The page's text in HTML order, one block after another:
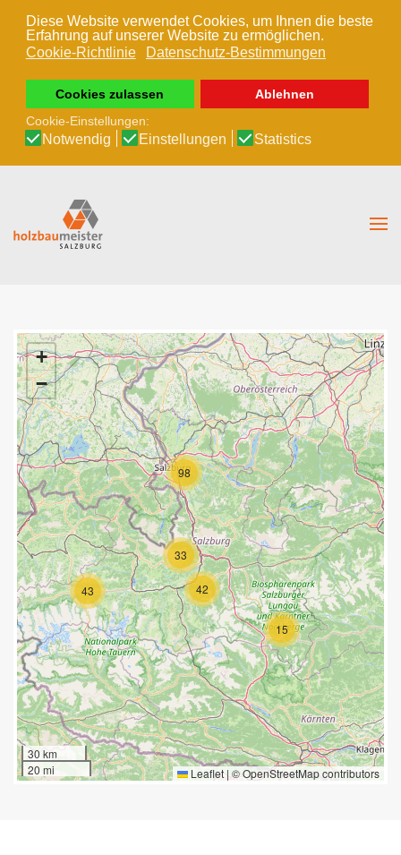
Diese Website verwendet Cookies, um Ihnen die beste
Erfahrung auf unserer Website zu ermöglichen.
Cookie-Richtlinie
Datenschutz-Bestimmungen
Cookies zulassen
Ablehnen
Cookie-Einstellungen:
Notwendig Einstellungen Statistics
Zum Hauptinhalt springen
15
33
42
43
98
+
−
30 km
20 mi
Leaflet | ©OpenStreetMapcontributors